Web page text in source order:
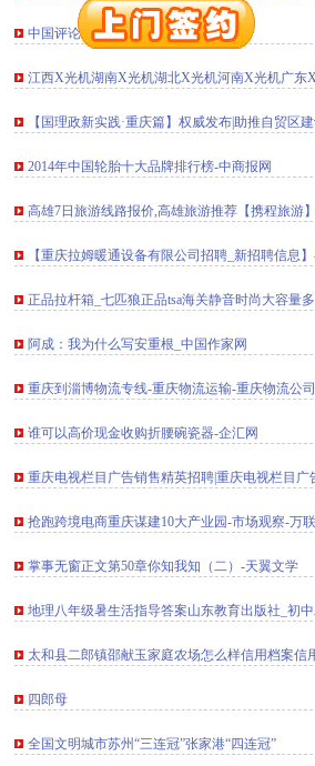
天下车友社区
间-重
|厂家-八方资
中国评论新闻
江西X光机湖南X光机湖北X光机河南X光机广东
【国理政新实践·重庆篇】权威发布|助推自贸区
2014年中国轮胎十大品牌排行榜-中商报网
高雄7日旅游线路报价,高雄旅游推荐【携程旅游】
【重庆拉姆暖通设备有限公司招聘_新招聘信息
正品拉杆箱_七匹狼正品tsa海关静音时尚大容量
阿成：我为什么写安重根_中国作家网
重庆到淄博物流专线-重庆物流运输-重庆物流公司
谁可以高价现金收购折腰碗瓷器-企汇网
重庆电视栏目广告销售精英招聘|重庆电视栏目
抢跑跨境电商重庆谋建10大产业园-市场观察-万
掌事无窗正文第50章你知我知（二）-天翼文学
地理八年级暑生活指导答案山东教育出版社_初
太和县二郎镇邵献玉家庭农场怎么样信用档案信
四郎母
全国文明城市苏州“三连冠”张家港“四连冠”